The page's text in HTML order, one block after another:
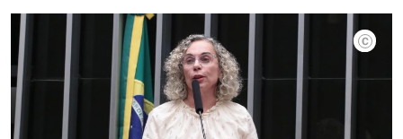
©Bruno